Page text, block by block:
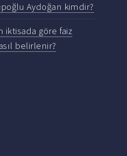
Aydoğan kimdir?
iktisada göre faiz
belirlenir?